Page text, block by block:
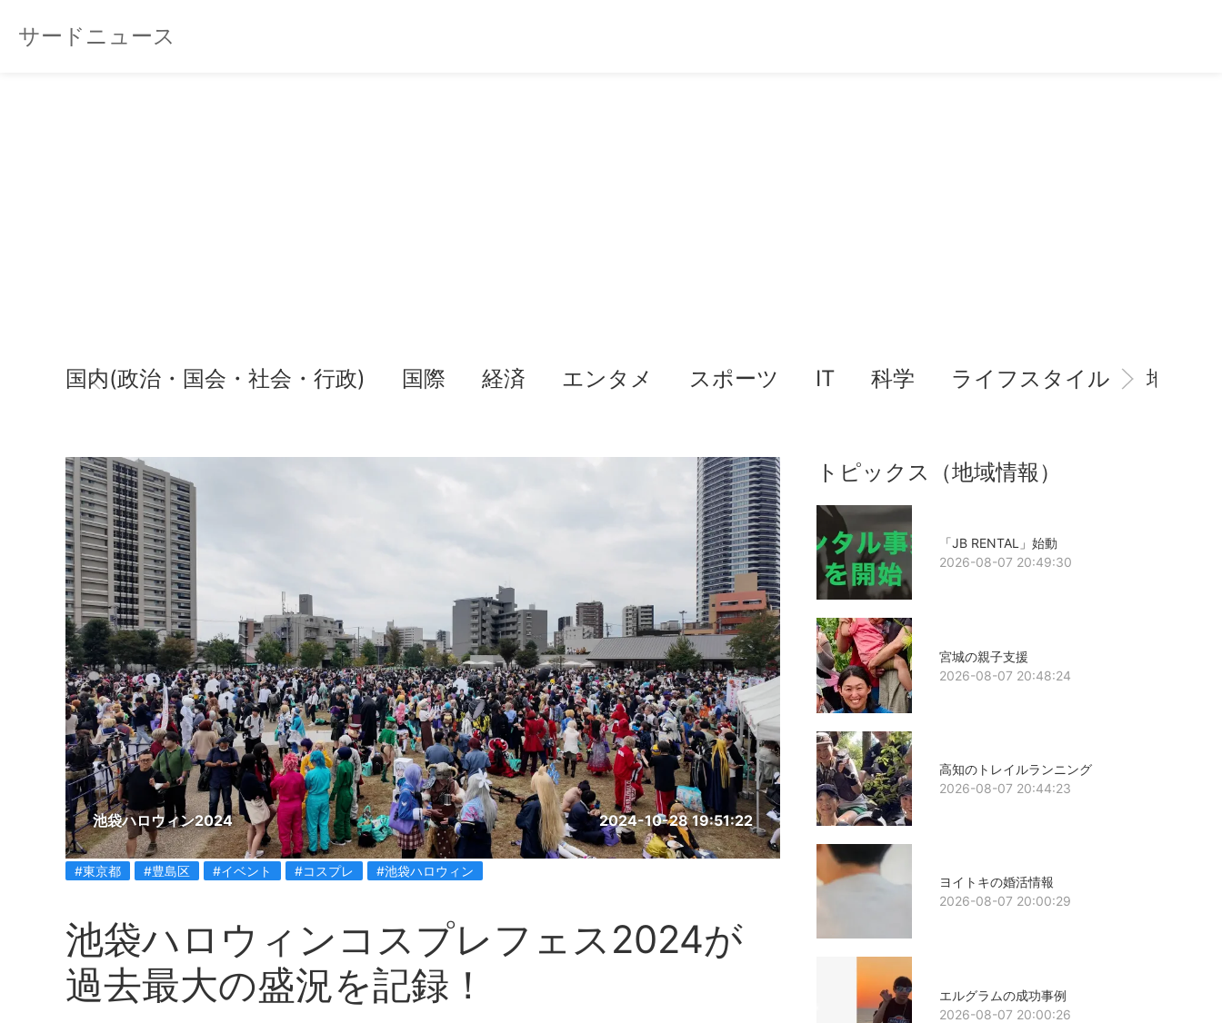
サードニュース
国内(政治・国会・社会・行政) 国際 経済 エンタメ スポーツ IT 科学 ライフスタイル 地域情
池袋ハロウィン2024 2024-10-28 19:51:22
#東京都 #豊島区 #イベント #コスプレ #池袋ハロウィン
池袋ハロウィンコスプレフェス2024が
過去最大の盛況を記録！
トピックス（地域情報）
「JB RENTAL」始動
2026-08-07 20:49:30
宮城の親子支援
2026-08-07 20:48:24
高知のトレイルランニング
2026-08-07 20:44:23
ヨイトキの婚活情報
2026-08-07 20:00:29
エルグラムの成功事例
2026-08-07 20:00:26